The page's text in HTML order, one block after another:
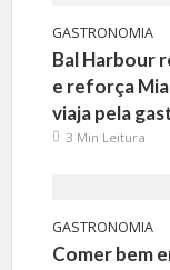
GASTRONOMIA
Bal Harbour
e reforça
viaja pela
3 Min Leitura
GASTRONOMIA
Comer bem